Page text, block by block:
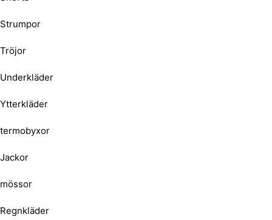
Strumpor
Tröjor
Underkläder
Ytterkläder
termobyxor
Jackor
mössor
Regnkläder